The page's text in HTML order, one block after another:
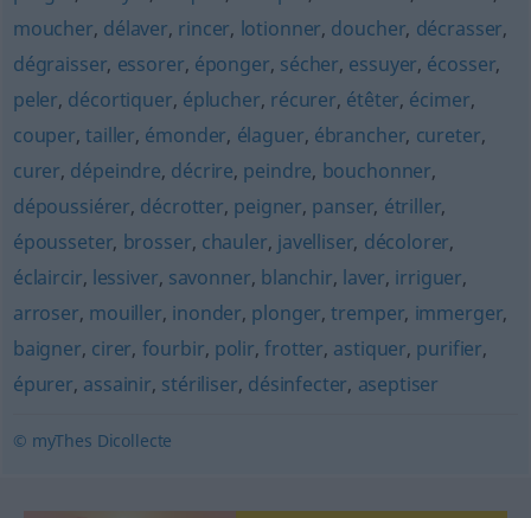
moucher, délaver, rincer, lotionner, doucher, décrasser,
dégraisser, essorer, éponger, sécher, essuyer, écosser,
peler, décortiquer, éplucher, récurer, étêter, écimer,
couper,tailler, émonder, élaguer, ébrancher, cureter,
curer, dépeindre, décrire, peindre, bouchonner,
dépoussiérer, décrotter, peigner, panser, étriller,
épousseter, brosser, chauler, javelliser, décolorer,
éclaircir, lessiver, savonner, blanchir, laver, irriguer,
arroser, mouiller, inonder, plonger,tremper, immerger,
baigner, cirer, fourbir, polir,frotter, astiquer, purifier,
épurer, assainir, stériliser, désinfecter, aseptiser
© myThes Dicollecte